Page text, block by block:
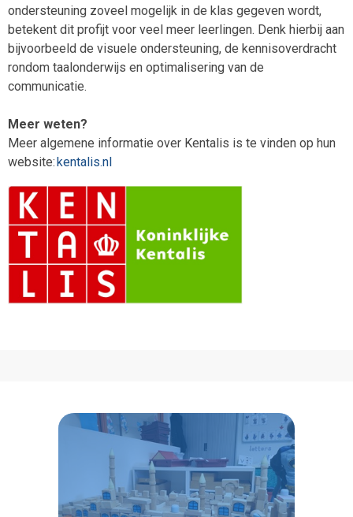
ondersteuning zoveel mogelijk in de klas gegeven wordt,
betekent dit profijt voor veel meer leerlingen. Denk hierbij aan
bijvoorbeeld de visuele ondersteuning, de kennisoverdracht
rondom taalonderwijs en optimalisering van de
communicatie.
Meer weten?
Meer algemene informatie over Kentalis is te vinden op hun
website:kentalis.nl